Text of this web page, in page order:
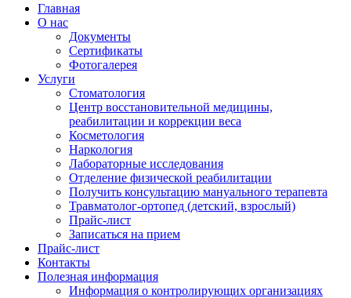
Главная
О нас
Документы
Сертификаты
Фотогалерея
Услуги
Стоматология
Центр восстановительной медицины,
реабилитации и коррекции веса
Косметология
Наркология
Лабораторные исследования
Отделение физической реабилитации
Получить консультацию мануального терапевта
Травматолог-ортопед (детский, взрослый)
Прайс-лист
Записаться на прием
Прайс-лист
Контакты
Полезная информация
Информация о контролирующих организациях